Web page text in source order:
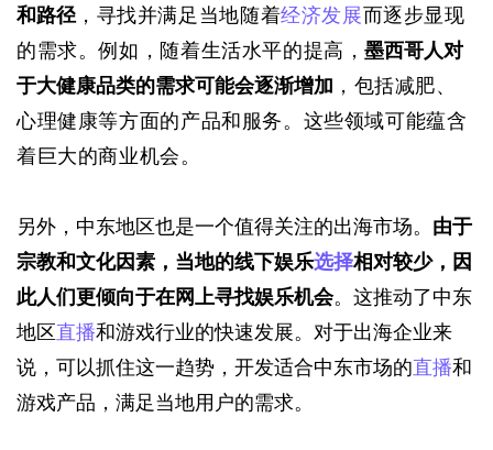
和路径，寻找并满足当地随着经济发展而逐步显现
的需求。例如，随着生活水平的提高，墨西哥人对
于大健康品类的需求可能会逐渐增加 ，包括减肥、
心理健康等方面的产品和服务。这些领域可能蕴含
着巨大的商业机会。
另外，中东地区也是一个值得关注的出海市场。 由于
宗教和文化因素， 当地的线下娱乐选择相对较少，因
此人们更倾向于在网上寻找娱乐机会。这推动了中东
地区 直播和游戏行业的快速发展。对于出海企业来
说，可以抓住这一趋势，开发适合中东市场的直播和
游戏产品，满足当地用户的需求。